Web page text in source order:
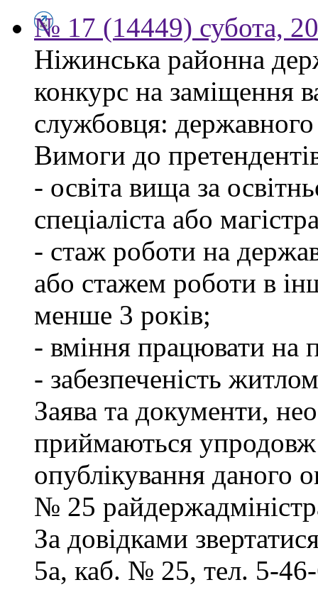
№ 17 (14449) субота,
Ніжинська районна
конкурс на заміщення
службовця: державного
Вимоги до
- освіта вища за
спеціаліста або
- стаж роботи на
або стажем роботи в
менше 3 років;
- вміння працювати на
- забезпеченість
Заява та документи,
приймаються упродовж
опублікування даного
№ 25
За довідками
5а, каб. № 25, тел. 5-